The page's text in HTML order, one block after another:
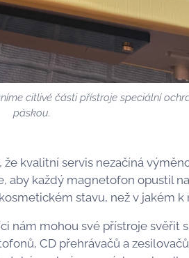
citlivé části přístroje speciální
páskou.
že kvalitní servis nezačíná
aby každý magnetofon opustil
stavu, než v jakém k
nám mohou své přístroje svěřit
CD přehrávačů a